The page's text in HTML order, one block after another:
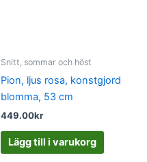
Snitt, sommar och höst
Pion, ljus rosa, konstgjord
blomma, 53 cm
449.00kr
Lägg till i varukorg